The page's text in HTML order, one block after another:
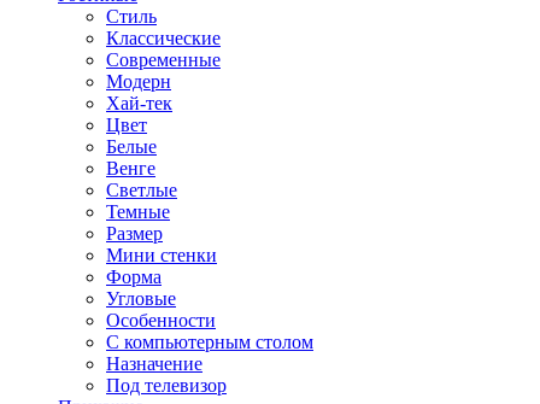
Стиль
Классические
Современные
Модерн
Хай-тек
Цвет
Белые
Венге
Светлые
Темные
Размер
Мини стенки
Форма
Угловые
Особенности
С компьютерным столом
Назначение
Под телевизор